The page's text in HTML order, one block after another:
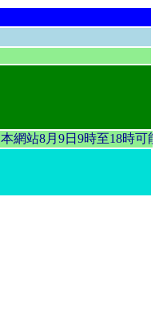
本網站8月9日9時至18